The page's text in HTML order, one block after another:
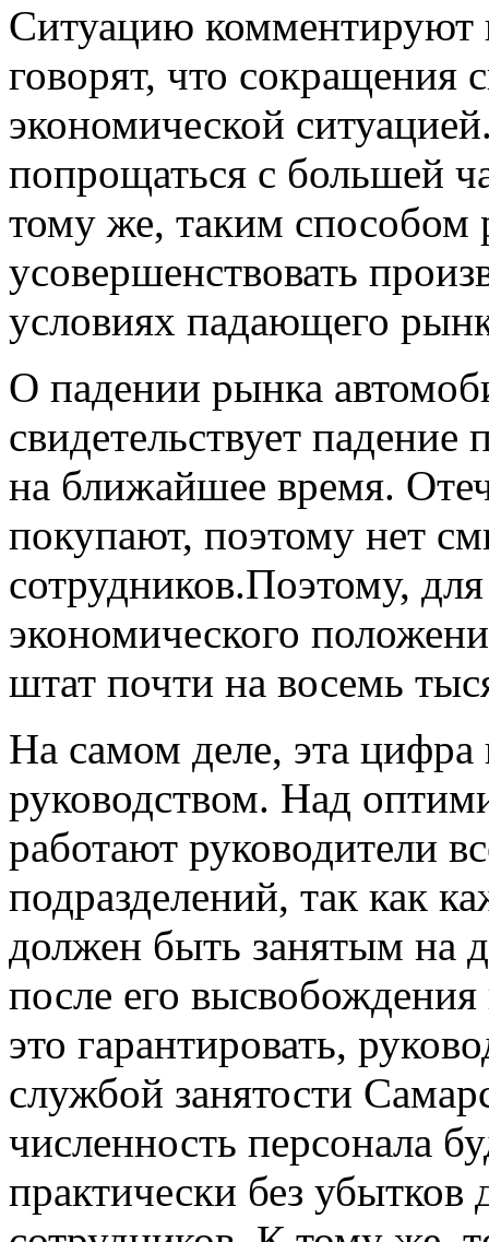
Ситуацию комментируют
говорят, что сокращения
экономической
попрощаться с большей
тому же, таким способом
усовершенствовать
условиях падающего
О падении рынка
свидетельствует
на ближайшее время.
покупают, поэтому нет
сотрудников.Поэтому,
экономического
штат почти на восемь
На самом деле, эта цифра
руководством. Над
работают руководители
подразделений, так как
должен быть занятым на
после его
это гарантировать,
службой занятости
численность персонала
практически без